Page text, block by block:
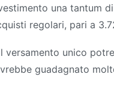
una tantum
regolari, pari a
unico
guadagnato